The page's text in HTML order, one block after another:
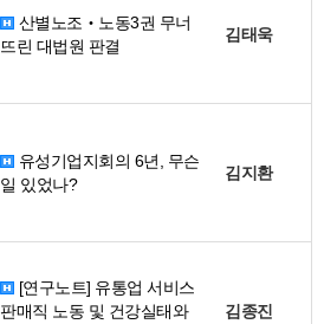
산별노조‧노동3권 무너
뜨린 대법원 판결
김태욱
유성기업지회의 6년, 무슨
일 있었나?
김지환
[연구노트] 유통업 서비스
판매직 노동 및 건강실태와
김종진